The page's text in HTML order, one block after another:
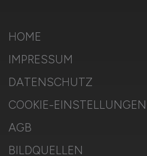
HOME
IMPRESSUM
DATENSCHUTZ
COOKIE-EINSTELLUNGEN
AGB
BILDQUELLEN